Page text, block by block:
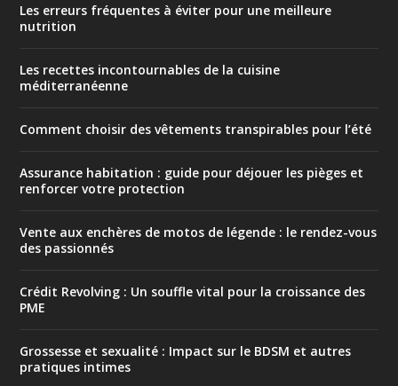
Les erreurs fréquentes à éviter pour une meilleure
nutrition
Les recettes incontournables de la cuisine
méditerranéenne
Comment choisir des vêtements transpirables pour l’été
Assurance habitation : guide pour déjouer les pièges et
renforcer votre protection
Vente aux enchères de motos de légende : le rendez-vous
des passionnés
Crédit Revolving : Un souffle vital pour la croissance des
PME
Grossesse et sexualité : Impact sur le BDSM et autres
pratiques intimes